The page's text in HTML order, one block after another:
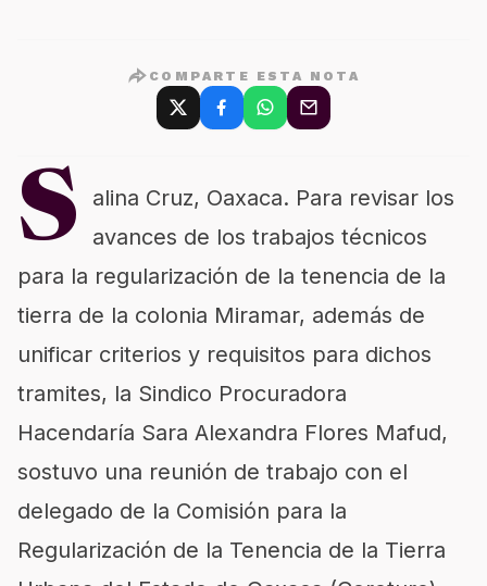
COMPARTE ESTA NOTA
S
alina Cruz, Oaxaca. Para revisar los
avances de los trabajos técnicos
para la regularización de la tenencia de la
tierra de la colonia Miramar, además de
unificar criterios y requisitos para dichos
tramites, la Sindico Procuradora
Hacendaría Sara Alexandra Flores Mafud,
sostuvo una reunión de trabajo con el
delegado de la Comisión para la
Regularización de la Tenencia de la Tierra